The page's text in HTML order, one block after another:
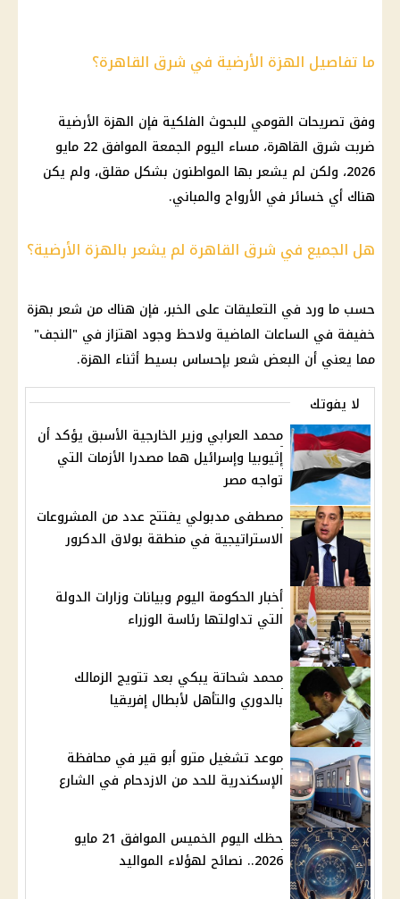
ما تفاصيل الهزة الأرضية في شرق القاهرة؟
وفق تصريحات القومي للبحوث الفلكية فإن الهزة الأرضية
ضربت شرق القاهرة، مساء اليوم الجمعة الموافق 22 مايو
2026، ولكن لم يشعر بها المواطنون بشكل مقلق، ولم يكن
هناك أي خسائر في الأرواح والمباني.
هل الجميع في شرق القاهرة لم يشعر بالهزة الأرضية؟
حسب ما ورد في التعليقات على الخبر، فإن هناك من شعر بهزة
خفيفة في الساعات الماضية ولاحظ وجود اهتزاز في "النجف"
مما يعني أن البعض شعر بإحساس بسيط أثناء الهزة.
لا يفوتك
محمد العرابي وزير الخارجية الأسبق يؤكد أن
إثيوبيا وإسرائيل هما مصدرا الأزمات التي
تواجه مصر
مصطفى مدبولي يفتتح عدد من المشروعات
الاستراتيجية في منطقة بولاق الدكرور
أخبار الحكومة اليوم وبيانات وزارات الدولة
التي تداولتها رئاسة الوزراء
محمد شحاتة يبكي بعد تتويج الزمالك
بالدوري والتأهل لأبطال إفريقيا
موعد تشغيل مترو أبو قير في محافظة
الإسكندرية للحد من الازدحام في الشارع
حظك اليوم الخميس الموافق 21 مايو
2026.. نصائح لهؤلاء المواليد